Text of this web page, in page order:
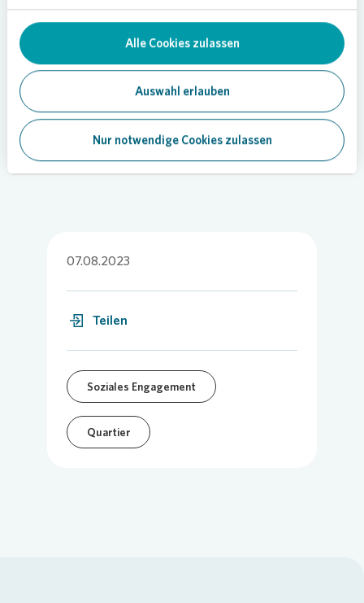
Alle Cookies zulassen
Auswahl erlauben
Nur notwendige Cookies zulassen
erdachten Lebewesen werfen. Dieser Workshop
steht auch Kindern offen, die am ersten nicht
gerne per E-Mail an Julia Härtel
Julia.Haertel@vonovia.de) wenden.
07.08.2023
Teilen
Soziales Engagement
Quartier